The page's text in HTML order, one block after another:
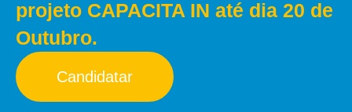
projeto CAPACITA IN até dia 20 de
Outubro.
Candidatar